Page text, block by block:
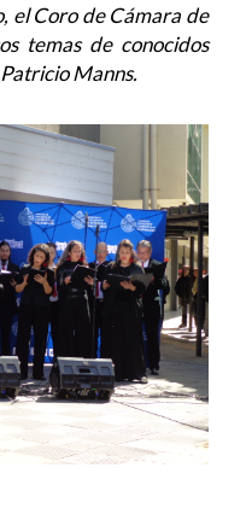
el Coro de Cámara de
temas de conocidos
Manns.